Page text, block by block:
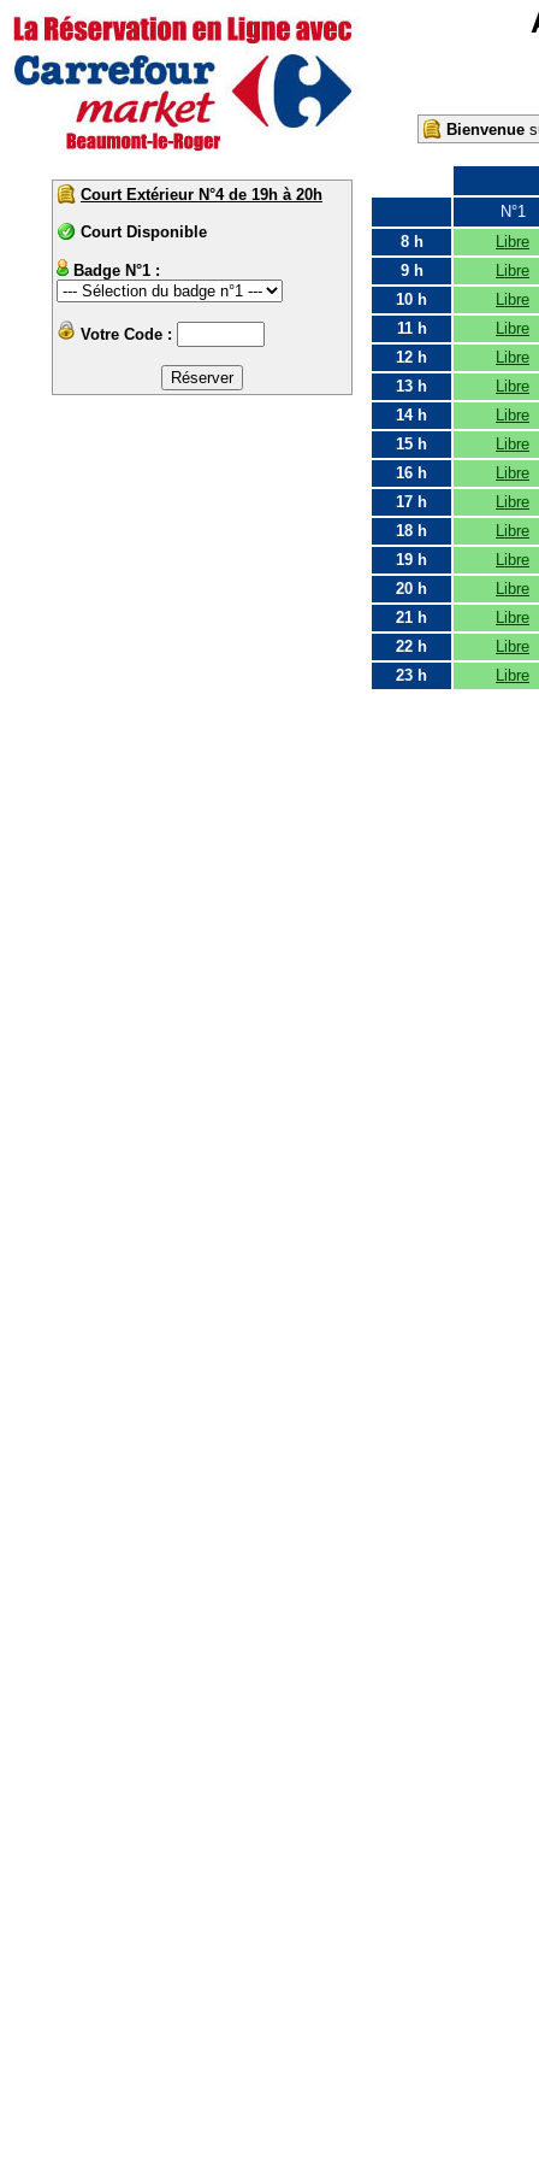
Bienvenue
Court Extérieur N°4 de 19h à 20h
Court Disponible
Badge N°1 :
Votre Code :
N°1
8 h
Libre
9 h
Libre
10 h
Libre
11 h
Libre
12 h
Libre
13 h
Libre
14 h
Libre
15 h
Libre
16 h
Libre
17 h
Libre
18 h
Libre
19 h
Libre
20 h
Libre
21 h
Libre
22 h
Libre
23 h
Libre